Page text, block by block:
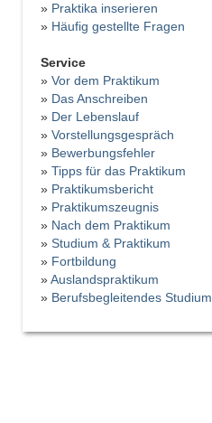
» Praktika inserieren
» Häufig gestellte Fragen
Service
» Vor dem Praktikum
» Das Anschreiben
» Der Lebenslauf
» Vorstellungsgespräch
» Bewerbungsfehler
» Tipps für das Praktikum
» Praktikumsbericht
» Praktikumszeugnis
» Nach dem Praktikum
» Studium & Praktikum
» Fortbildung
»Auslandspraktikum
» Berufsbegleitendes Studium